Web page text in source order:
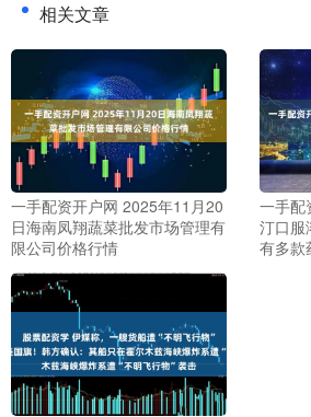
相关文章
一手配资开户网 2025年11月20
日海南凤翔蔬菜批发市场管理有
限公司价格行情
一手配
汀口服
有多款